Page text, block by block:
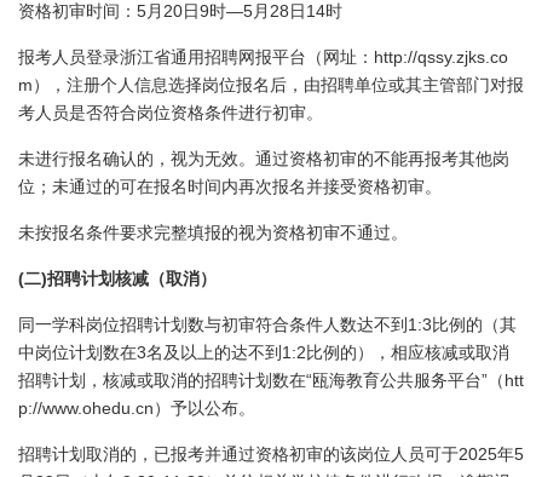
资格初审时间： 5月 20 日 9时—5月 28 日 14时
报考人员登录浙江省通用招聘网报平台（网址： http://qssy.zjks.co
m ），注册个人信息选择岗位报名后，由招聘单位或其主管部门对报
考人员是否符合岗位资格条件进行初审。
未进行报名确认的，视为无效。通过资格初审的不能再报考其他岗
位；未通过的可在报名时间内再次报名并接受资格初审。
未按报名条件要求完整填报的视为资格初审不通过。
(二)招聘计划核减（取消）
同一学科岗位招聘计划数与初审符合条件人数达不到 1:3 比例的（其
中岗位计划数在3名及以上的达不到 1:2 比例的），相应核减或取消
招聘计划，核减或取消的招聘计划数在“ 瓯海教育公共服务平台” （ htt
p://www.ohedu.cn ）予以公布。
招聘计划取消的，已报考并通过资格初审的该岗位人员可于2025年5